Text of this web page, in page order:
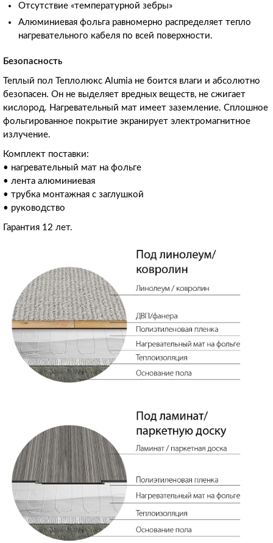
Отсутствие «температурной зебры»
Алюминиевая фольга равномерно распределяет тепло
нагревательного кабеля по всей поверхности.
Безопасность
Теплый пол Теплолюкс Alumia не боится влаги и абсолютно
безопасен. Он не выделяет вредных веществ, не сжигает
кислород. Нагревательный мат имеет заземление. Сплошное
фольгированное покрытие экранирует электромагнитное
излучение.
Комплект поставки:
• нагревательный мат на фольге
• лента алюминиевая
• трубка монтажная с заглушкой
• руководство
Гарантия 12 лет.